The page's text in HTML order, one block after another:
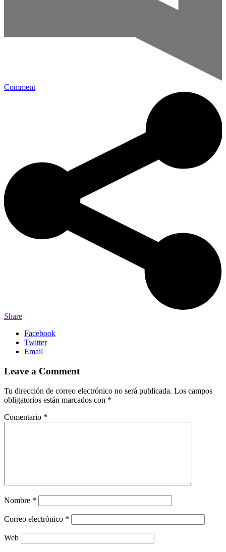
Comment
Share
Facebook
Twitter
Email
Leave a Comment
Tu dirección de correo electrónico no será publicada. Los campos
obligatorios están marcados con *
Comentario *
Nombre *
Correo electrónico *
Web